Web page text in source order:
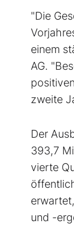
"Die
einem
AG.
zweite
Der
393,7
vierte
und -